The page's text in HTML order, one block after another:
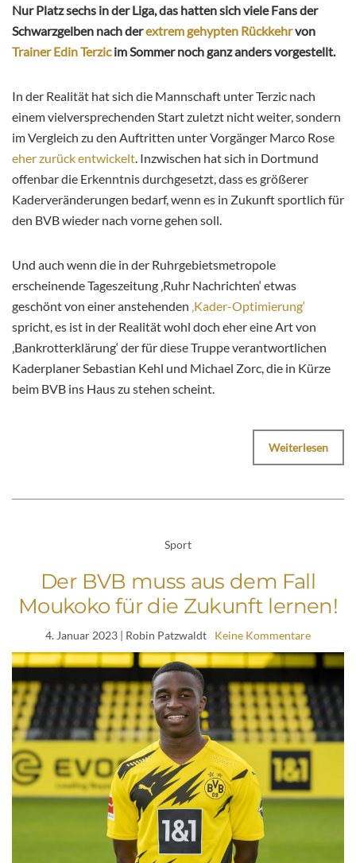
Nur Platz sechs in der Liga, das hatten sich viele Fans der
Schwarzgelben nach derextrem gehypten Rückkehrvon
Trainer Edin Terzicim Sommer noch ganz anders vorgestellt.
In der Realität hat sich die Mannschaft unter Terzic nach
einem vielversprechenden Start zuletzt nicht weiter, sondern
im Vergleich zu den Auftritten unter Vorgänger Marco Rose
eher zurück entwickelt. Inzwischen hat sich in Dortmund
offenbar die Erkenntnis durchgesetzt, dass es größerer
Kaderveränderungen bedarf, wenn es in Zukunft sportlich für
den BVB wieder nach vorne gehen soll.
Und auch wenn die in der Ruhrgebietsmetropole
erscheinende Tageszeitung ‚Ruhr Nachrichten‘ etwas
geschönt von einer anstehenden ‚Kader-Optimierung‘
spricht, es ist in der Realität wohl doch eher eine Art von
‚Bankrotterklärung‘ der für diese Truppe verantwortlichen
Kaderplaner Sebastian Kehl und Michael Zorc, die in Kürze
beim BVB ins Haus zu stehen scheint.
Weiterlesen
Sport
Der BVB muss aus dem Fall
Moukoko für die Zukunft lernen!
4. Januar 2023 | Robin Patzwaldt Keine Kommentare